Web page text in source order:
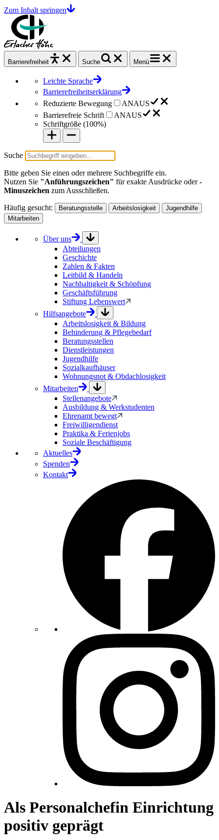
Zum Inhalt springen
Barrierefrei heit Suche Menü
Leichte Sprache
Barrierefreiheitserklärung
Reduzierte Bewegung
ANAUS
Barrierefreie Schrift
ANAUS
Schriftgröße (100%)
Suche
Bitte geben Sie einen oder mehrere Suchbegriffe ein.
Nutzen Sie "Anführungszeichen" für exakte Ausdrücke oder-
Minuszeichen zum Ausschließen.
Häufig gesucht: Beratungsstelle Arbeitslosigkeit
Jugendhilfe
Mitarbeiten
Über uns
Abteilungen
Geschichte
Zahlen & Fakten
Leitbild & Handeln
Nachhaltigkeit & Schöpfung
Geschäftsführung
Stiftung Lebenswert
Hilfsangebote
Arbeitslosigkeit & Bildung
Behinderung & Pflegebedarf
Beratungsstellen
Dienstleistungen
Jugendhilfe
Sozialkaufhäuser
Wohnungsnot & Obdachlosigkeit
Mitarbeiten
Stellenangebote
Ausbildung & Werkstudenten
Ehrenamt bewegt
Freiwilligendienst
Praktika & Ferienjobs
Soziale Beschäftigung
Aktuelles
Spenden
Kontakt
Als Personalchefin Einrichtung
positiv geprägt